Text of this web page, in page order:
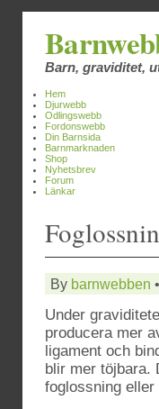
Barn, graviditet,
Hem
Djurwebb
Odlingswebb
Fordonswebb
Din Barnsida
Barnmarknaden
Shop
Nyhetsbrev
Forum
Länkar
By barnwebben
Under
producera mer
ligament och
blir mer töjbara.
foglossning